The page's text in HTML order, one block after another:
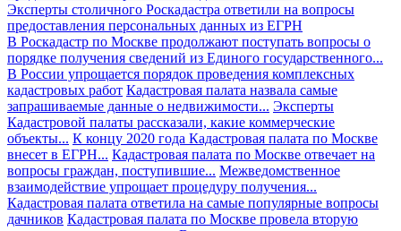
Эксперты столичного Роскадастра ответили на вопросы
предоставления персональных данных из ЕГРН
В Роскадастр по Москве продолжают поступать вопросы о
порядке получения сведений из Единого государственного...
В России упрощается порядок проведения комплексных
кадастровых работ Кадастровая палата назвала самые
запрашиваемые данные о недвижимости... Эксперты
Кадастровой палаты рассказали, какие коммерческие
объекты... К концу 2020 года Кадастровая палата по Москве
внесет в ЕГРН... Кадастровая палата по Москве отвечает на
вопросы граждан, поступившие... Межведомственное
взаимодействие упрощает процедуру получения...
Кадастровая палата ответила на самые популярные вопросы
дачников Кадастровая палата по Москве провела вторую